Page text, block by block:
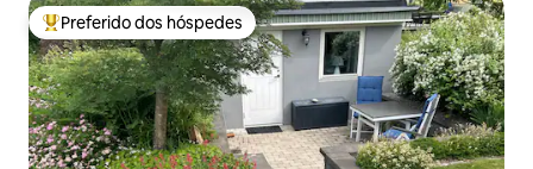
Entre os melhores preferidos dos hóspedes
Preferido dos hóspedes